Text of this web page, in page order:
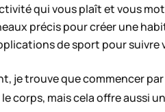
qui vous plaît et vous
précis pour créer une
de sport pour suivre
je trouve que commencer
corps, mais cela offre aussi